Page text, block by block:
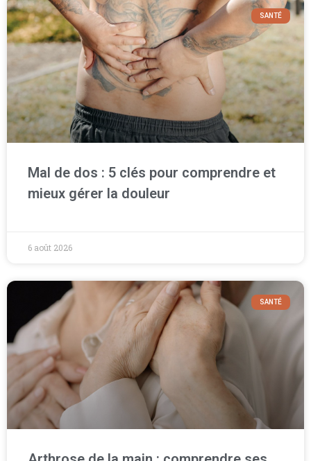
SANTÉ
Mal de dos : 5 clés pour comprendre et
mieux gérer la douleur
6 août 2026
SANTÉ